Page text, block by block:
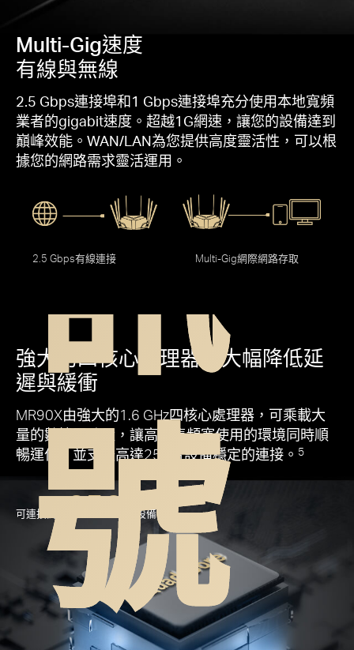
訊
號
Multi-Gig速度
有線與無線
2.5 Gbps連接埠和1 Gbps連接埠充分使用本地寬頻
業者的gigabit速度。超越1G網速，讓您的設備達到
巔峰效能。WAN/LAN為您提供高度靈活性，可以根
據您的網路需求靈活運用。
2.5 Gbps有線連接 Multi-Gig網際網路存取
強大的四核心處理器．大幅降低延
遲與緩衝
MR90X由強大的1.6 GHz四核心處理器，可乘載大
量的數據吞吐量，讓高密集頻寬使用的環境同時順
暢運作，並支援高達256台設備穩定的連接。 5
可連接高達 256 台設備